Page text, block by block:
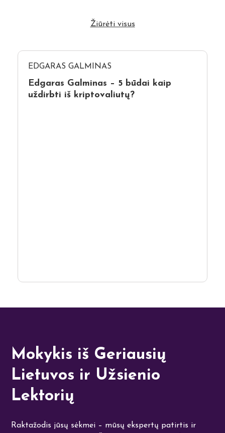
Žiūrėti visus
EDGARAS GALMINAS
Edgaras Galminas – 5 būdai kaip
uždirbti iš kriptovaliutų?
Mokykis iš Geriausių
Lietuvos ir Užsienio
Lektorių
Raktažodis jūsų sėkmei – mūsų ekspertų patirtis ir